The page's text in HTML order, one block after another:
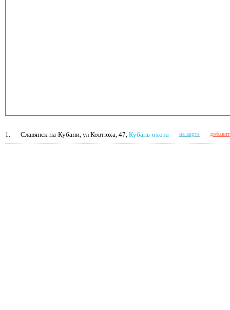
1. Славянск-на-Кубани, ул Ковтюха, 47, Кубань-охота на карте